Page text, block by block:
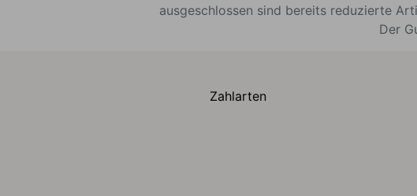
ausgeschlossen sind bereits reduzierte
Der
Zahlarten